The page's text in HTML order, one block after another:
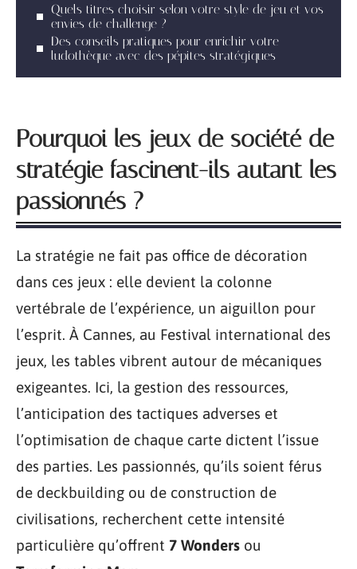
Quels titres choisir selon votre style de jeu et vos
envies de challenge ?
Des conseils pratiques pour enrichir votre
ludothèque avec des pépites stratégiques
Pourquoi les jeux de société de
stratégie fascinent-ils autant les
passionnés ?
La stratégie ne fait pas office de décoration
dans ces jeux : elle devient la colonne
vertébrale de l’expérience, un aiguillon pour
l’esprit. À Cannes, au Festival international des
jeux, les tables vibrent autour de mécaniques
exigeantes. Ici, la gestion des ressources,
l’anticipation des tactiques adverses et
l’optimisation de chaque carte dictent l’issue
des parties. Les passionnés, qu’ils soient férus
de deckbuilding ou de construction de
civilisations, recherchent cette intensité
particulière qu’offrent 7 Wonders ou